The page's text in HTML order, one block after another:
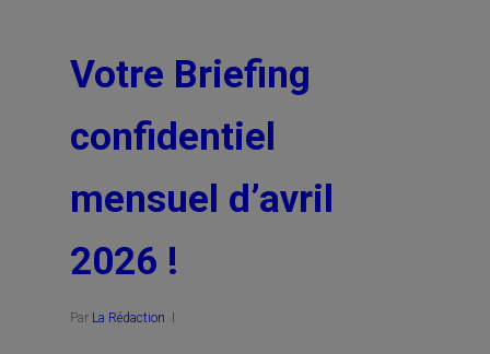
Votre Briefing
confidentiel
mensuel d’avril
2026 !
Par La Rédaction